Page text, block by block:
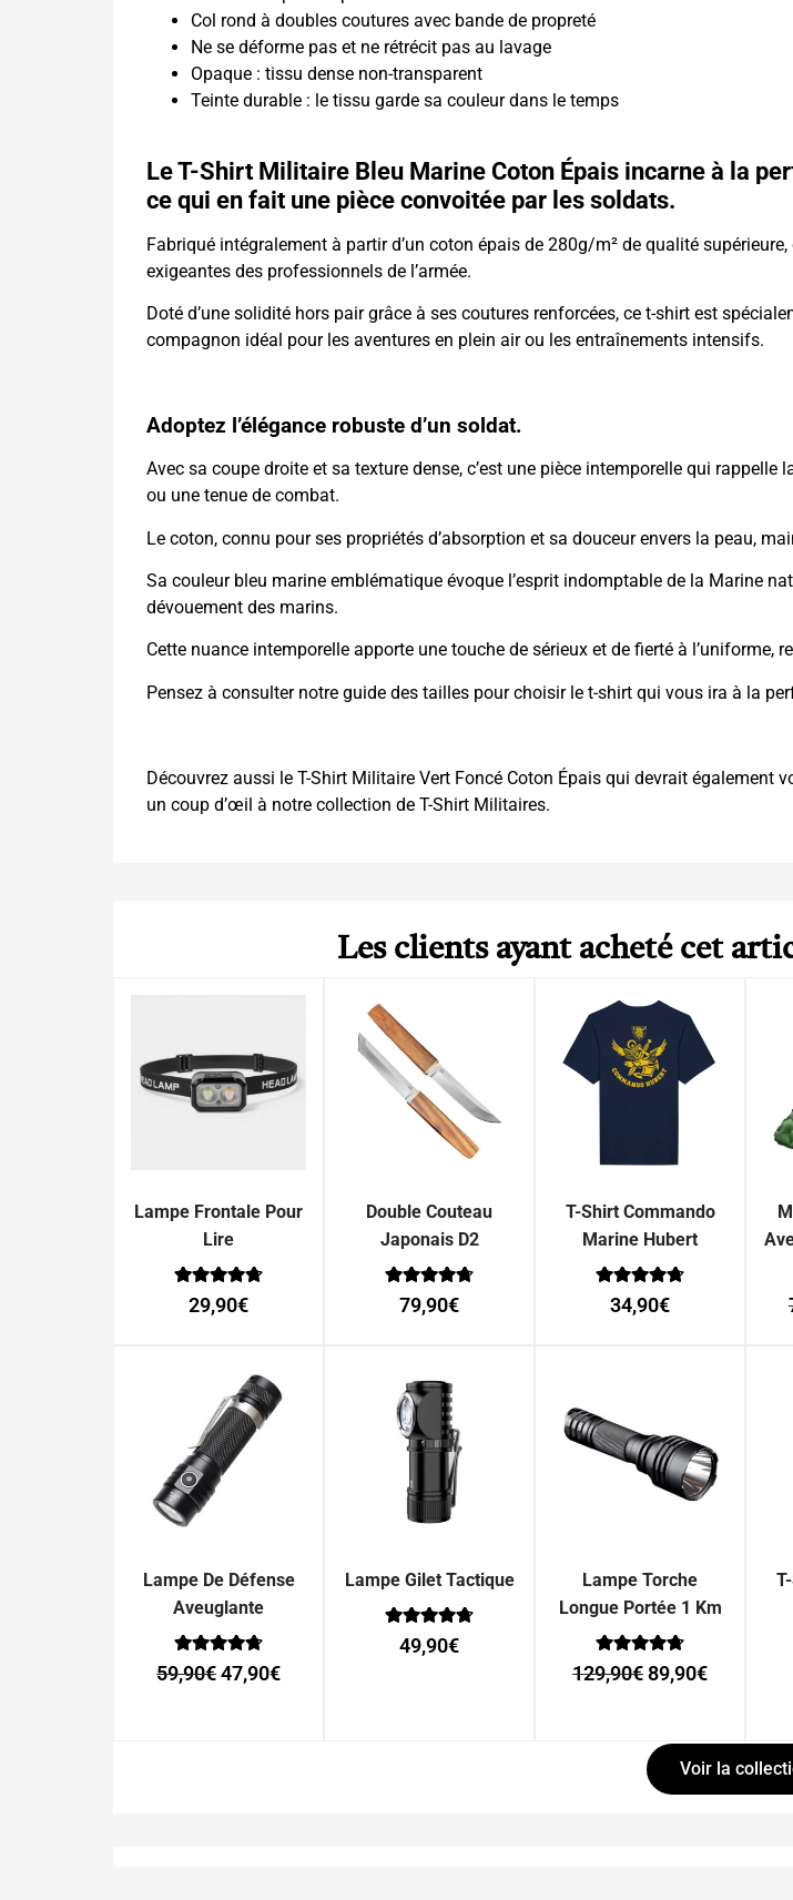
Col rond à doubles coutures avec bande de propreté
Ne se déforme pas et ne rétrécit pas au lavage
Opaque : tissu dense non-transparent
Teinte durable : le tissu garde sa couleur dans le temps
Le T-Shirt Militaire Bleu Marine Coton Épais incarne à la
ce qui en fait une pièce convoitée par les soldats.
Fabriqué intégralement à partir d’un coton épais de 280g/m² de qualité
exigeantes des professionnels de l’armée.
Doté d’une solidité hors pair grâce à ses coutures renforcées, ce t-shirt est
compagnon idéal pour les aventures en plein air ou les entraînements intensifs.
Adoptez l’élégance robuste d’un soldat.
Avec sa coupe droite et sa texture dense, c’est une pièce intemporelle qui
ou une tenue de combat.
Le coton, connu pour ses propriétés d’absorption et sa douceur envers la peau,
Sa couleur bleu marine emblématique évoque l’esprit indomptable de la Marine
dévouement des marins.
Cette nuance intemporelle apporte une touche de sérieux et de fierté à l’uniforme,
Pensez à consulter notre guide des tailles pour choisir le t-shirt qui vous ira à la
Découvrez aussi le T-Shirt Militaire Vert Foncé Coton Épais qui devrait également
un coup d’œil à notre collection de T-Shirt Militaires.
Les clients ayant acheté cet
Lampe Frontale Pour
Lire
Note
0
29,90€
Double Couteau
Japonais D2
Note
0
79,90€
T-Shirt Commando
Marine Hubert
Note
0
34,90€
Lampe De Défense
Aveuglante
Note
0
59,90€47,90€
Lampe Gilet Tactique
Note
0
49,90€
Lampe Torche
Longue Portée 1 Km
Note
0
129,90€89,90€
Voir la